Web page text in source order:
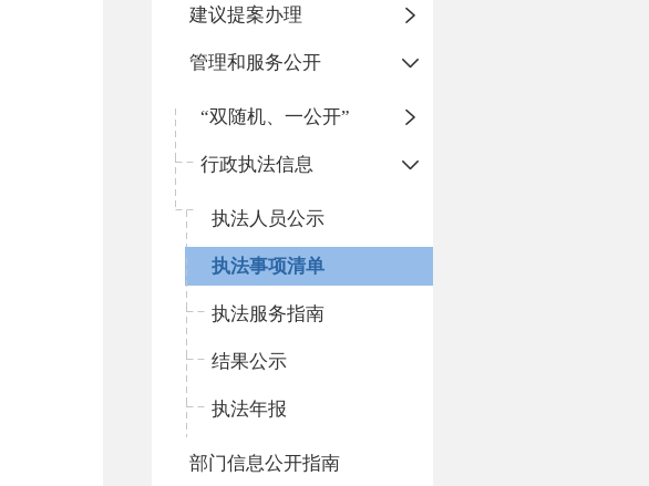
建议提案办理
管理和服务公开
“双随机、一公开”
行政执法信息
执法人员公示
执法事项清单
执法服务指南
结果公示
执法年报
部门信息公开指南